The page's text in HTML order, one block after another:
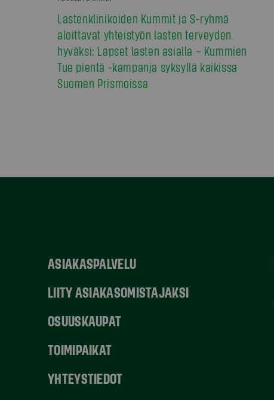
Lastenklinikoiden Kummit ja S-ryhmä
aloittavat yhteistyön lasten terveyden
hyväksi: Lapset lasten asialla – Kummien
Tue pientä -kampanja syksyllä kaikissa
Suomen Prismoissa
ASIAKASPALVELU
LIITY ASIAKASOMISTAJAKSI
OSUUSKAUPAT
TOIMIPAIKAT
YHTEYSTIEDOT